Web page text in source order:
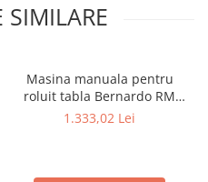
SIMILARE
Masina manuala pentru
roluit tabla Bernardo RM
305
1.333,02 Lei